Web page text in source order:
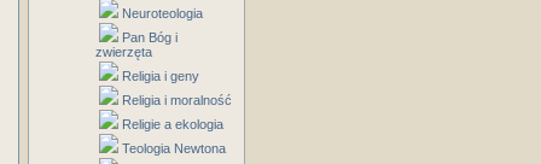
Neuroteologia
Pan Bóg i
zwierzęta
Religia i geny
Religia i moralność
Religie a ekologia
Teologia Newtona